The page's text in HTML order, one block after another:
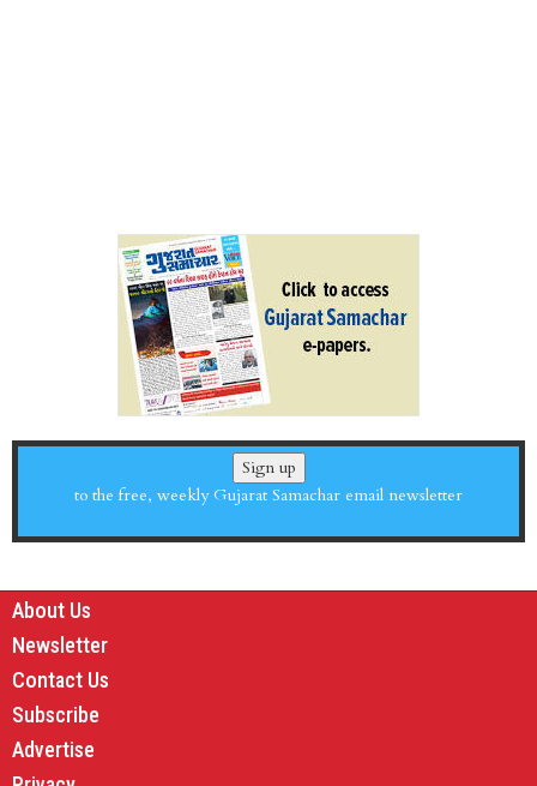
Sign up
to the free, weekly Gujarat Samachar email newsletter
About Us
Newsletter
Contact Us
Subscribe
Advertise